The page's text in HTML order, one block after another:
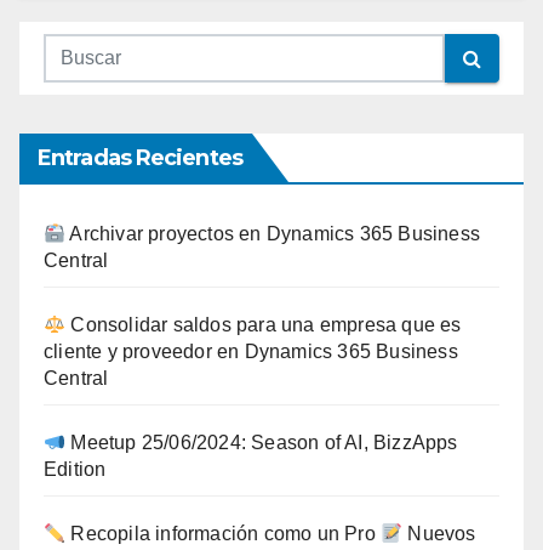
Entradas Recientes
Archivar proyectos en Dynamics 365 Business
Central
Consolidar saldos para una empresa que es
cliente y proveedor en Dynamics 365 Business
Central
Meetup 25/06/2024: Season of AI, BizzApps
Edition
Recopila información como un Pro
Nuevos